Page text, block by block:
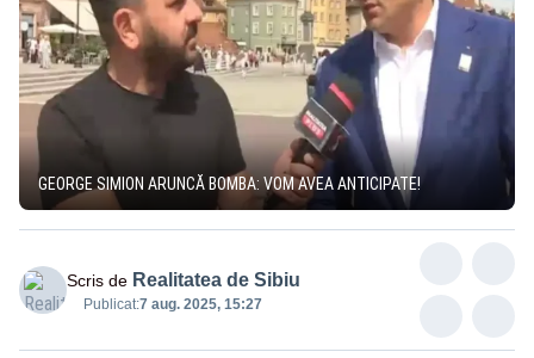
GEORGE SIMION ARUNCĂ BOMBA: VOM AVEA ANTICIPATE!
Scris de Realitatea de Sibiu
Publicat:7 aug. 2025, 15:27